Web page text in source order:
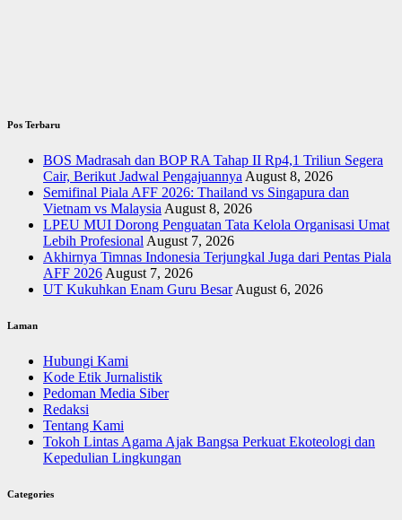
Pos Terbaru
BOS Madrasah dan BOP RA Tahap II Rp4,1 Triliun Segera
Cair, Berikut Jadwal Pengajuannya August 8, 2026
Semifinal Piala AFF 2026: Thailand vs Singapura dan
Vietnam vs Malaysia August 8, 2026
LPEU MUI Dorong Penguatan Tata Kelola Organisasi Umat
Lebih Profesional August 7, 2026
Akhirnya Timnas Indonesia Terjungkal Juga dari Pentas Piala
AFF 2026 August 7, 2026
UT Kukuhkan Enam Guru Besar August 6, 2026
Laman
Hubungi Kami
Kode Etik Jurnalistik
Pedoman Media Siber
Redaksi
Tentang Kami
Tokoh Lintas Agama Ajak Bangsa Perkuat Ekoteologi dan
Kepedulian Lingkungan
Categories